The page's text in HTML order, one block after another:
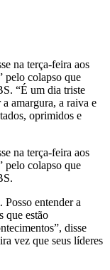
na terça-feira aos
pelo colapso que
“É um dia triste
amargura, a raiva e
oprimidos e
na terça-feira aos
pelo colapso que
.
entender a
que estão
disse
vez que seus líderes